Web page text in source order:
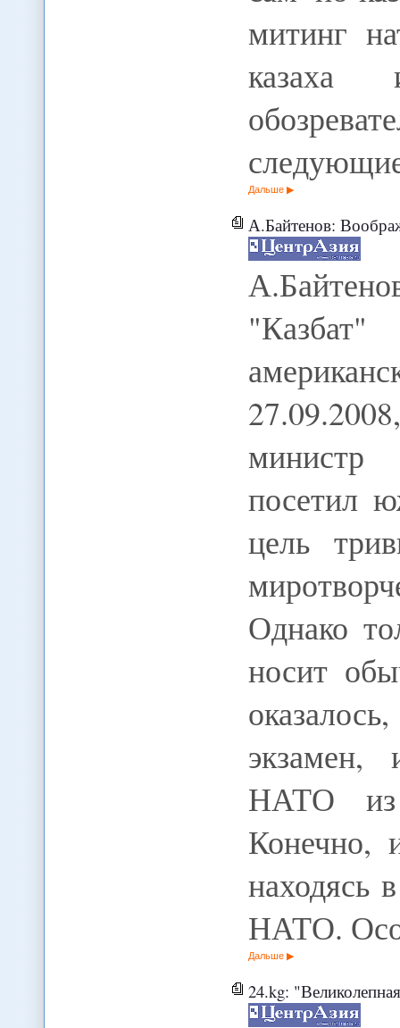
митинг
казаха
Дальше
А.Байтенов:
министр
посетил
цель
Однако
носит
экзамен,
НАТО
Конечно,
находясь
НАТО.
Дальше
24.kg: "Великолепная